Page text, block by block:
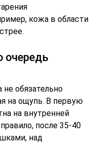
кожа в области
очередь
обязательно
на ощупь. В первую
на внутренней
после 35-40
над